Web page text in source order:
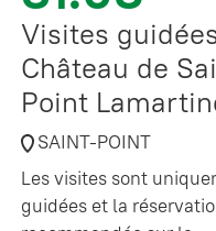
Visites
Château de
Point
SAINT-POINT
Les visites sont
guidées et la